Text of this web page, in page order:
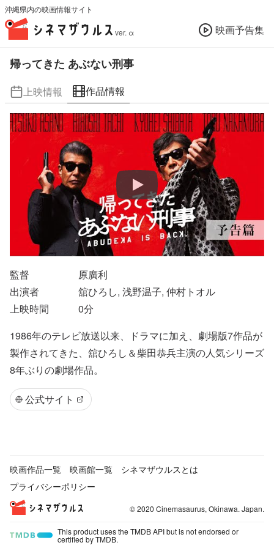
沖縄県内の映画情報サイト
ver. α 映画予告集
帰ってきた あぶない刑事
上映情報 作品情報
監督
原廣利
出演者
舘ひろし, 浅野温子, 仲村トオル
上映時間
0分
1986年のテレビ放送以来、ドラマに加え、劇場版7作品が
製作されてきた、舘ひろし＆柴田恭兵主演の人気シリーズ
8年ぶりの劇場作品。
公式サイト
映画作品一覧 映画館一覧
シネマザウルスとは
プライバシーポリシー
© 2020 Cinemasaurus, Okinawa. Japan.
This product uses the TMDB API but is not endorsed or
certified by TMDB.